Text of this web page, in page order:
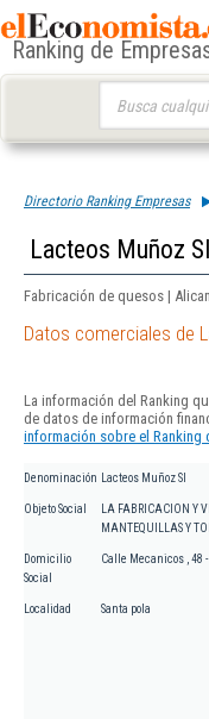
Ranking de
Directorio Ranking Empresas
Lacteos Muñoz Sl
Fabricación de quesos |
Datos comerciales de
La información del Ranking
de datos de información
información sobre el Ranking
Denominación Lacteos Muñoz Sl
Objeto Social
LA FABRICACION Y
MANTEQUILLAS Y
Domicilio
Social
Calle Mecanicos , 48 -
Localidad Santa pola